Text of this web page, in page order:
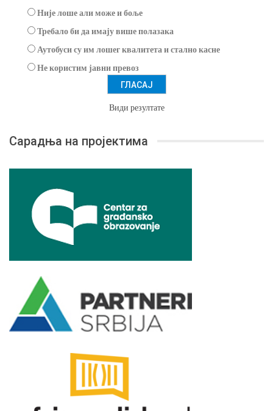
Није лоше али може и боље
Требало би да имају више полазака
Аутобуси су им лошег квалитета и стално касне
Не користим јавни превоз
Види резултате
Сарадња на пројектима